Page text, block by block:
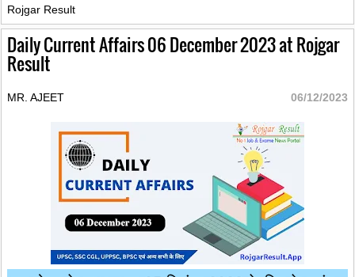
Rojgar Result
Daily Current Affairs 06 December 2023 at Rojgar
Result
MR. AJEET 06/12/2023